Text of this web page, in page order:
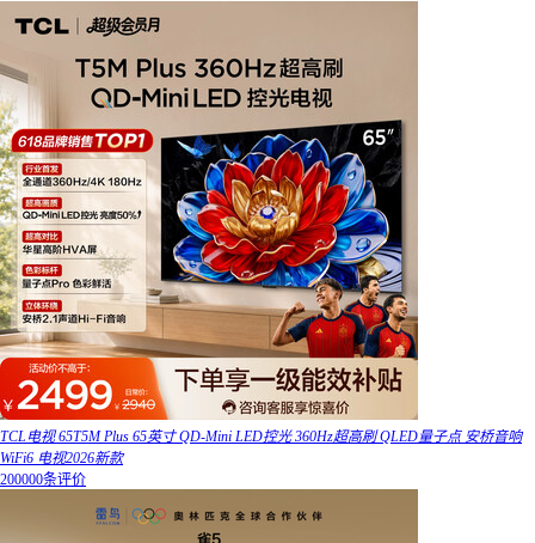
TCL电视 65T5M Plus 65英寸 QD-Mini LED控光 360Hz超高刷 QLED量子点 安桥音响
WiFi6 电视2026新款
200000条评价